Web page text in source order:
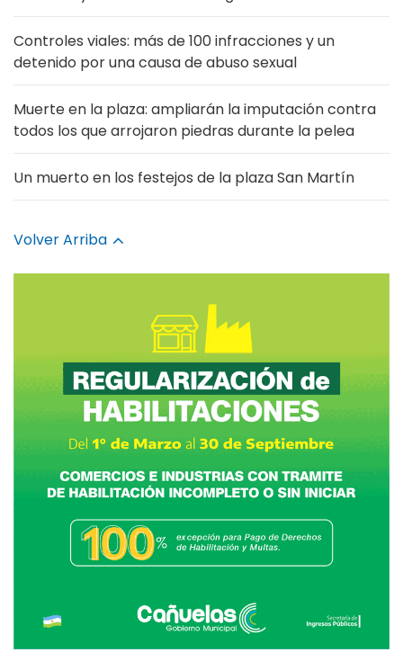
Controles viales: más de 100 infracciones y un
detenido por una causa de abuso sexual
Muerte en la plaza: ampliarán la imputación contra
todos los que arrojaron piedras durante la pelea
Un muerto en los festejos de la plaza San Martín
Volver Arriba